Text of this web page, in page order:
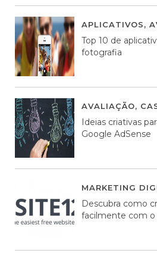
APLICATIVOS,
Top 10 de
fotografia
AVALIAÇÃO,
Ideias criativas
Google AdSense
MARKETING
Descubra como
facilmente com o